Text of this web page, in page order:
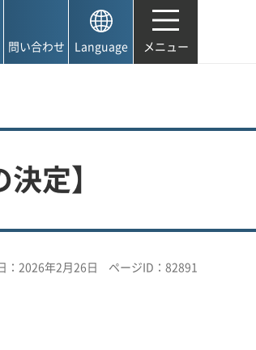
問い合わせ Language メニュー
定】
：2026年2月26日 ページID：82891